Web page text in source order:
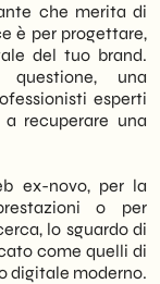
che merita di
è per progettare,
del tuo brand.
questione, una
esperti
recuperare una
ex-novo, per la
o per
lo sguardo di
come quelli di
digitale moderno.